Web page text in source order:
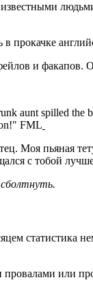
прокачке
и факапов.
aunt spilled
FML
Моя пьяная
с тобой
статистика
или